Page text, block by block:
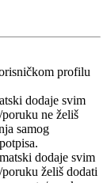
profilu
dodaje svim
ne želiš
samog
dodaje svim
želiš dodati